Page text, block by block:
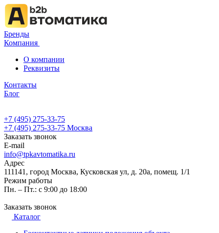
Бренды
Компания
О компании
Реквизиты
Контакты
Блог
+7 (495) 275-33-75
+7 (495) 275-33-75 Москва
Заказать звонок
E-mail
info@tpkavtomatika.ru
Адрес
111141, город Москва, Кусковская ул, д. 20а, помещ. 1/1
Режим работы
Пн. – Пт.: с 9:00 до 18:00
Заказать звонок
Каталог